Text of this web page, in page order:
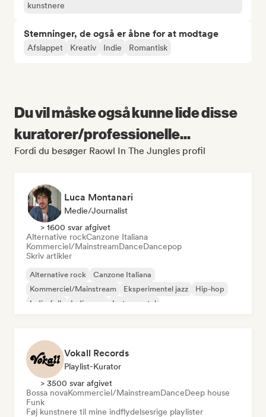
kunstnere
Stemninger, de også er åbne for at modtage
Afslappet Kreativ Indie Romantisk
Du vil måske også kunne lide disse
kuratorer/professionelle...
Fordi du besøger Raowl In The Jungles profil
Luca Montanari
Medie/journalist
> 1600 svar afgivet
Alternative rockCanzone Italiana
Kommerciel/MainstreamDanceDancepop
Skriv artikler
Alternative rock
Canzone Italiana
Kommerciel/Mainstream
Eksperimentel jazz
Hip-hop
Indie-folk
Indie-pop Instrumental
Vokall Records
Playlist-Kurator
> 3500 svar afgivet
Bossa novaKommerciel/MainstreamDanceDeep house
Funk
Føj kunstnere til mine indflydelsesrige playlister